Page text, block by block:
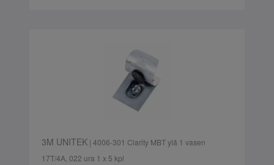
3M UNITEK| 4006-301 Clarity MBT ylä 1 vasen
17T/4A, 022 ura 1 x 5 kpl